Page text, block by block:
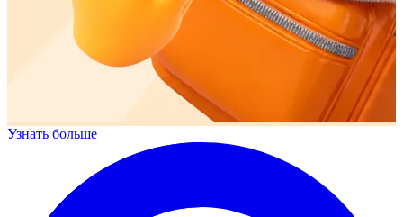
Узнать больше